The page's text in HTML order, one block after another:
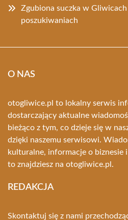
Zgubiona suczka w
poszukiwaniach
O NAS
otogliwice.pl to lokalny serwis
dostarczający aktualne
bieżąco z tym, co dzieje się w
dzięki naszemu serwisowi.
kulturalne, informacje o biznesie
to znajdziesz na otogliwice.pl.
REDAKCJA
Skontaktuj się z nami